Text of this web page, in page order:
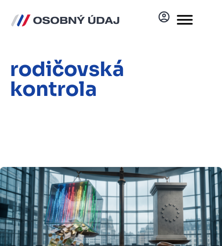
rodičovská
kontrola